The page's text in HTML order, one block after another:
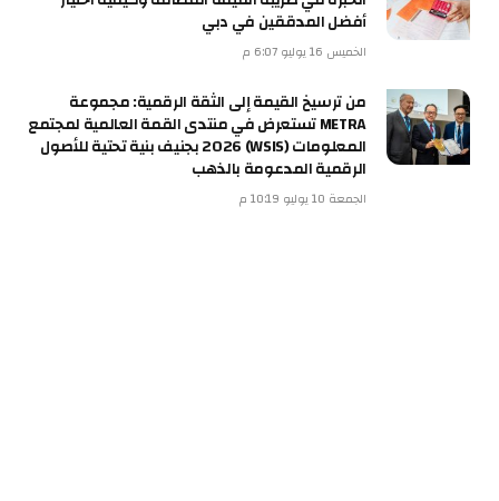
أفضل المدققين في دبي
الخميس 16 يوليو 6:07 م
من ترسيخ القيمة إلى الثقة الرقمية: مجموعة
METRA تستعرض في منتدى القمة العالمية لمجتمع
المعلومات (WSIS) 2026 بجنيف بنية تحتية للأصول
الرقمية المدعومة بالذهب
الجمعة 10 يوليو 10:19 م